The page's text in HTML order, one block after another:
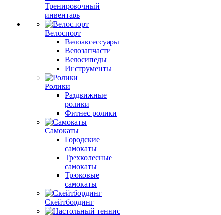
Тренировочный
инвентарь
Велоспорт
Велоаксессуары
Велозапчасти
Велосипеды
Инструменты
Ролики
Раздвижные
ролики
Фитнес ролики
Самокаты
Городские
самокаты
Трехколесные
самокаты
Трюковые
самокаты
Скейтбординг